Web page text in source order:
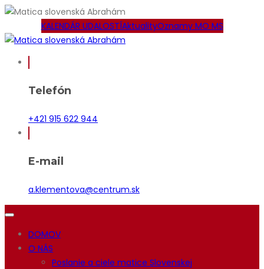
KALENDÁR UDALOSTÍAktualityOznamy MO MS
Telefón
+421 915 622 944
E-mail
a.klementova@centrum.sk
DOMOV
O NÁS
Poslanie a ciele matice Slovenskej